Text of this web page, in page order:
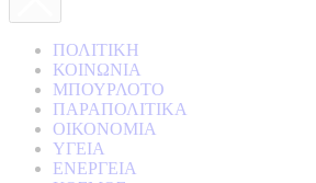
ΠΟΛΙΤΙΚΗ
ΚΟΙΝΩΝΙΑ
ΜΠΟΥΡΛΟΤΟ
ΠΑΡΑΠΟΛΙΤΙΚΑ
ΟΙΚΟΝΟΜΙΑ
ΥΓΕΙΑ
ΕΝΕΡΓΕΙΑ